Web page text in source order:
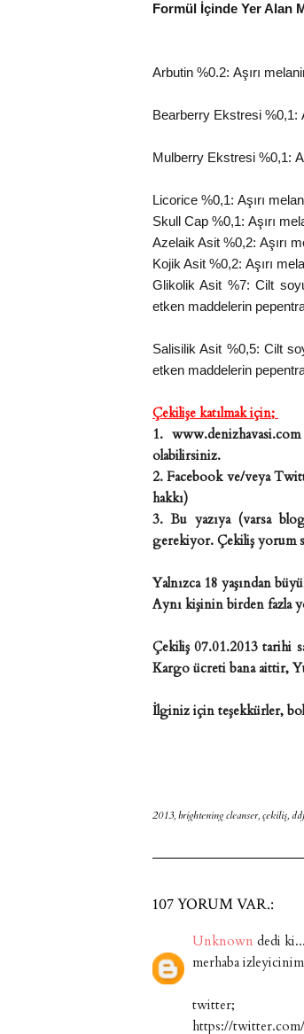
Formül İçinde Yer Alan
Arbutin %0.2: Aşırı
Bearberry Ekstresi %0,1:
Mulberry Ekstresi %0,1:
Licorice %0,1: Aşırı
Skull Cap %0,1: Aşırı
Azelaik Asit %0,2: Aşırı
Kojik Asit %0,2: Aşırı
Glikolik Asit %7: Cilt
etken maddelerin
Salisilik Asit %0,5: Cilt
etken maddelerin
Çekilişe katılmak için;
1.
olabilirsiniz.
2. Facebook ve/veya
hakkı)
3. Bu yazıya (varsa
gerekiyor. Çekiliş yorum
Yalnızca 18 yaşından
Aynı kişinin birden fazla
Çekiliş 07.01.2013 tarihi
Kargo ücreti bana aittir,
İlginiz için teşekkürler, bol
2013,brightening cleanser,çekiliş,ddf
107 YORUM VAR.:
Unknown dedi ki...
merhaba
twitter;
https://twitter.com/